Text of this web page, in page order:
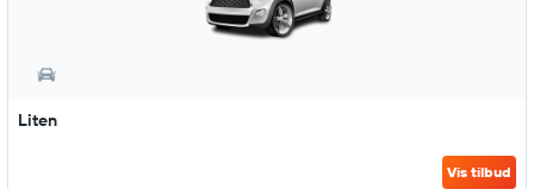
Liten
Vis tilbud